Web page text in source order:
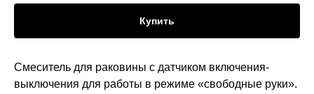
Купить
Смеситель для раковины с датчиком включения-
выключения для работы в режиме «свободные руки».